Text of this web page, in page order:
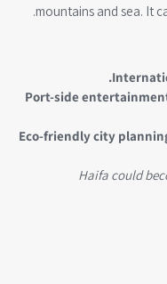
mountains and sea. It
Port-side
Eco-friendly city
Haifa could